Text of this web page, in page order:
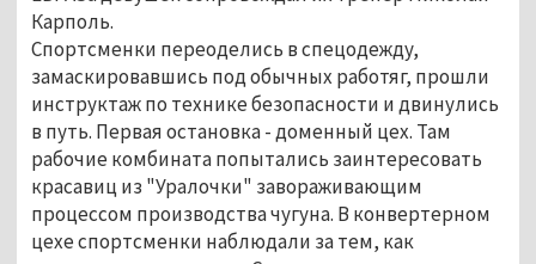
Карполь.
Спортсменки переоделись в спецодежду,
замаскировавшись под обычных работяг, прошли
инструктаж по технике безопасности и двинулись
в путь. Первая остановка - доменный цех. Там
рабочие комбината попытались заинтересовать
красавиц из "Уралочки" завораживающим
процессом производства чугуна. В конвертерном
цехе спортсменки наблюдали за тем, как